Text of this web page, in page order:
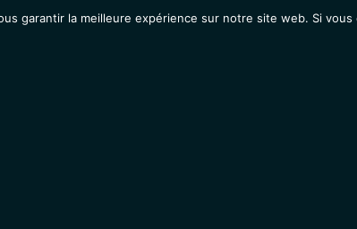
garantir la meilleure expérience sur notre site web. Si